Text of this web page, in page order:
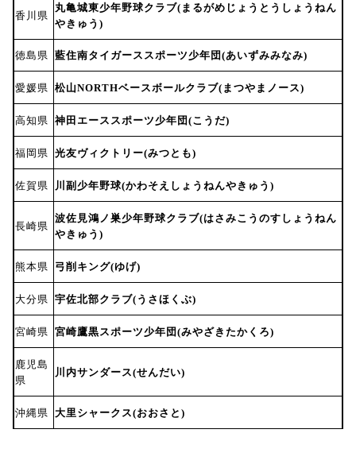
香川県
丸亀城東少年野球クラブ(まるがめじょうとうしょうねん
やきゅう)
徳島県 藍住南タイガーススポーツ少年団(あいずみみなみ)
愛媛県 松山NORTHベースボールクラブ(まつやまノース)
高知県 神田エーススポーツ少年団(こうだ)
福岡県 光友ヴィクトリー(みつとも)
佐賀県 川副少年野球(かわそえしょうねんやきゅう)
長崎県
波佐見鴻ノ巣少年野球クラブ(はさみこうのすしょうねん
やきゅう)
熊本県 弓削キング(ゆげ)
大分県 宇佐北部クラブ(うさほくぶ)
宮崎県 宮崎鷹黒スポーツ少年団(みやざきたかくろ)
鹿児島
県
川内サンダース(せんだい)
沖縄県 大里シャークス(おおさと)